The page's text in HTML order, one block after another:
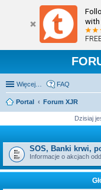
with
Więcej… FAQ
Portal
Forum XJR
Dzisiaj
SOS, Banki krwi,
Informacje o akcjach